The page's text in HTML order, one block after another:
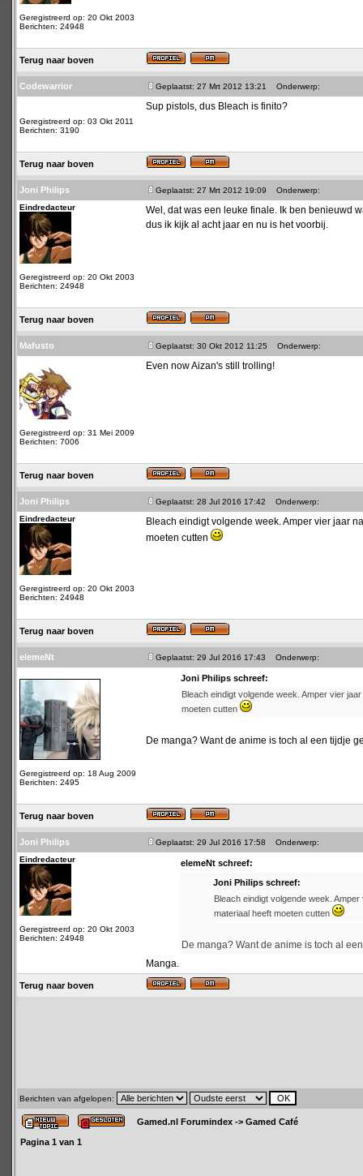
Geregistreerd op: 20 Okt 2003
Berichten: 24948
Terug naar boven
Codewarrior Geplaatst: 27 Mrt 2012 13:21 Onderwerp:
Geregistreerd op: 03 Okt 2011
Berichten: 3190
Sup pistols, dus Bleach is finito?
Terug naar boven
Joni Philips Geplaatst: 27 Mrt 2012 19:09
Onderwerp:
Eindredacteur
Geregistreerd op: 20 Okt 2003
Berichten: 24948
Wel, dat was een leuke finale. Ik ben benieuwd
dus ik kijk al acht jaar en nu is het voorbij.
Terug naar boven
Mafusto Geplaatst: 30 Okt 2012 11:25 Onderwerp:
Geregistreerd op: 31 Mei 2009
Berichten: 7006
Even now Aizan's still trolling!
Terug naar boven
Joni Philips Geplaatst: 28 Jul 2016 17:42
Onderwerp:
Eindredacteur
Geregistreerd op: 20 Okt 2003
Berichten: 24948
Bleach eindigt volgende week. Amper vier jaar
moeten cutten
Terug naar boven
elemeNt Geplaatst: 29 Jul 2016 17:43 Onderwerp:
Geregistreerd op: 18 Aug 2009
Berichten: 2495
Joni Philips schreef:
Bleach eindigt volgende week. Amper vier
moeten cutten
De manga? Want de anime is toch al een tijdje
Terug naar boven
Joni Philips Geplaatst: 29 Jul 2016 17:58
Onderwerp:
Eindredacteur
Geregistreerd op: 20 Okt 2003
Berichten: 24948
elemeNt schreef:
Joni Philips schreef:
Bleach eindigt volgende week.
materiaal heeft moeten cutten
De manga? Want de anime is toch al
Manga.
Terug naar boven
Berichten van afgelopen:
Gamed.nl Forumindex -> Gamed Café
Pagina 1 van 1